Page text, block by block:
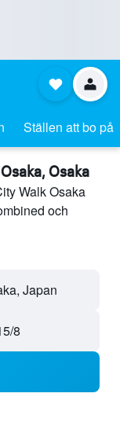
Ställen att bo på
Osaka
Walk Osaka
och
Japan
8